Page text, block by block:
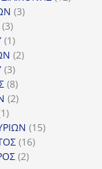
33
33
προϊόντα
11
προϊόν
22
33
προϊόντα
88
προϊόντα
22
11
προϊόν1515
1616
22